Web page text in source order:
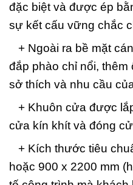
đặc biệt và được ép
sự kết cấu vững chắc
+ Ngoài ra bề mặt
đắp phào chỉ nổi,
sở thích và nhu cầu
+ Khuôn cửa được
cửa kín khít và đóng
+ Kích thước tiêu
hoặc 900 x 2200 mm